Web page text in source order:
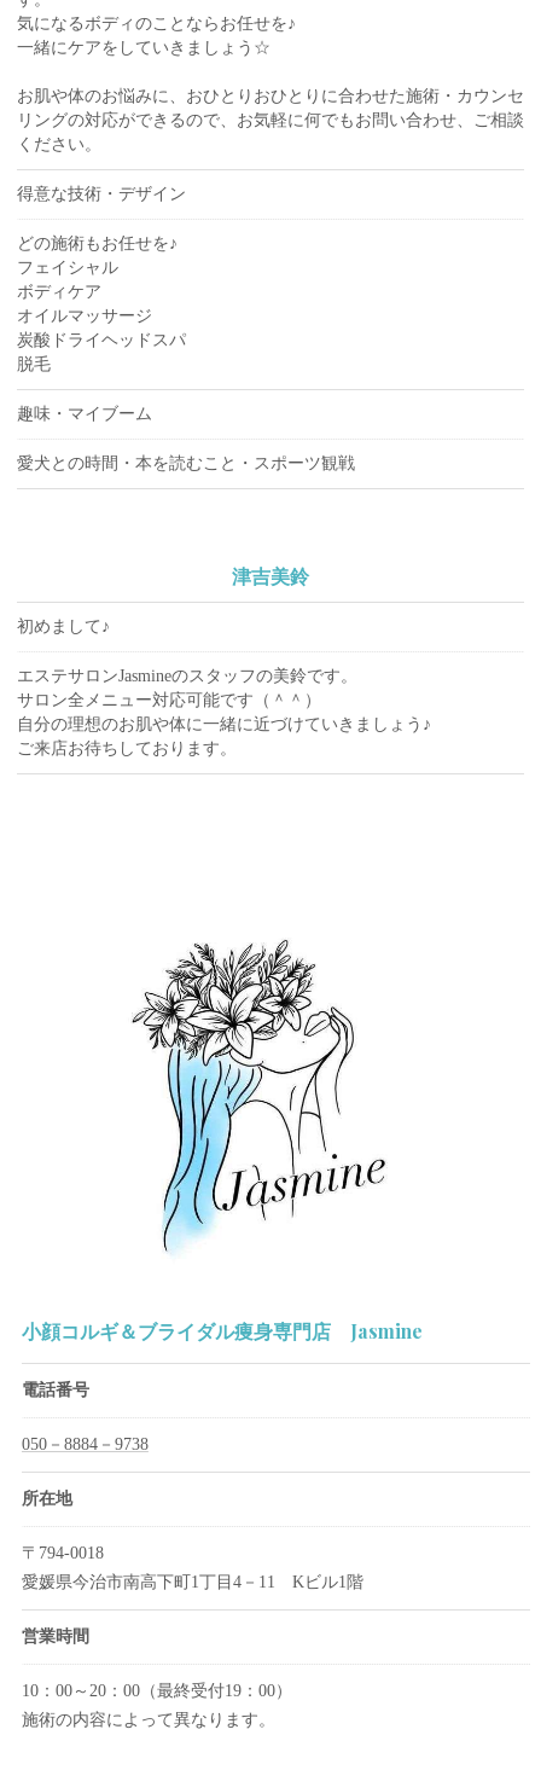
気になるボディのことならお任せを♪
一緒にケアをしていきましょう☆
お肌や体のお悩みに、おひとりおひとりに合わせた施術・カウンセ
リングの対応ができるので、お気軽に何でもお問い合わせ、ご相談
ください。
得意な技術・デザイン
どの施術もお任せを♪
フェイシャル
ボディケア
オイルマッサージ
炭酸ドライヘッドスパ
脱毛
趣味・マイブーム
愛犬との時間・本を読むこと・スポーツ観戦
津吉美鈴
初めまして♪
エステサロンJasmineのスタッフの美鈴です。
サロン全メニュー対応可能です（＾＾）
自分の理想のお肌や体に一緒に近づけていきましょう♪
ご来店お待ちしております。
小顔コルギ＆ブライダル痩身専門店 Jasmine
電話番号
050－8884－9738
所在地
〒794-0018
愛媛県今治市南高下町1丁目4－11 Kビル1階
営業時間
10：00～20：00（最終受付19：00）
施術の内容によって異なります。